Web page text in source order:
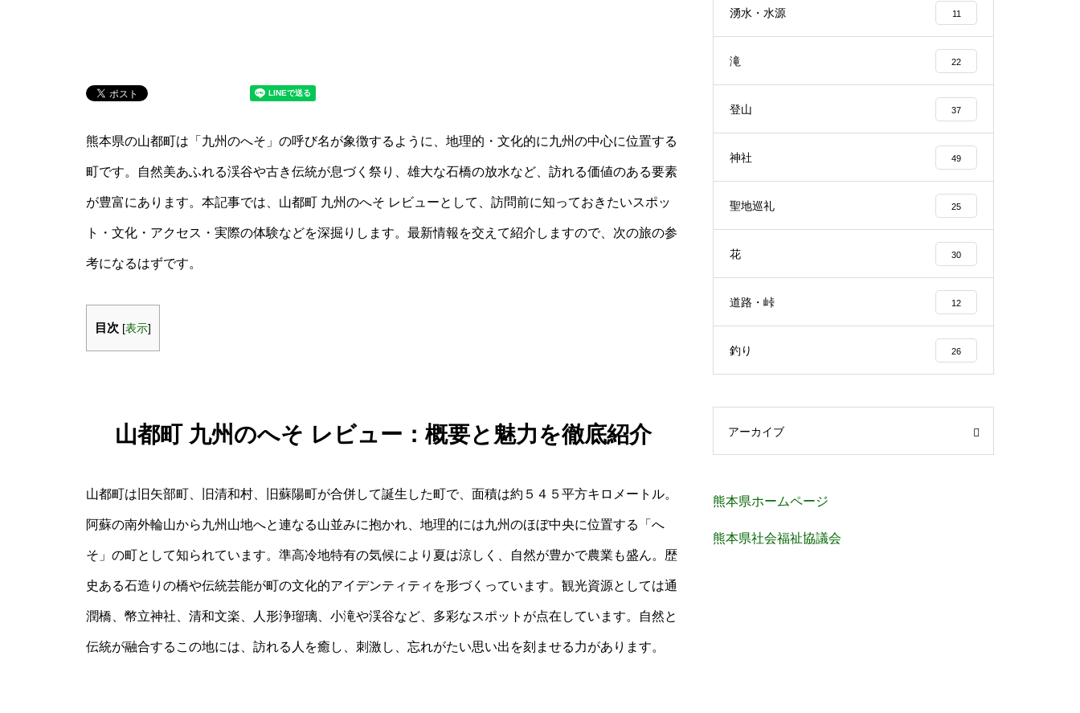
熊本県の山都町は「九州のへそ」の呼び名が象徴するように、地理的・文化的に九州の中心に位置する
町です。自然美あふれる渓谷や古き伝統が息づく祭り、雄大な石橋の放水など、訪れる価値のある要素
が豊富にあります。本記事では、山都町 九州のへそ レビューとして、訪問前に知っておきたいスポッ
ト・文化・アクセス・実際の体験などを深掘りします。最新情報を交えて紹介しますので、次の旅の参
考になるはずです。
目次 [表示]
山都町 九州のへそ レビュー：概要と魅力を徹底紹介
山都町は旧矢部町、旧清和村、旧蘇陽町が合併して誕生した町で、面積は約５４５平方キロメートル。
阿蘇の南外輪山から九州山地へと連なる山並みに抱かれ、地理的には九州のほぼ中央に位置する「へ
そ」の町として知られています。準高冷地特有の気候により夏は涼しく、自然が豊かで農業も盛ん。歴
史ある石造りの橋や伝統芸能が町の文化的アイデンティティを形づくっています。観光資源としては通
潤橋、幣立神社、清和文楽、人形浄瑠璃、小滝や渓谷など、多彩なスポットが点在しています。自然と
伝統が融合するこの地には、訪れる人を癒し、刺激し、忘れがたい思い出を刻ませる力があります。
湧水・水源 11
滝 22
登山 37
神社 49
聖地巡礼 25
花 30
道路・峠 12
釣り 26
アーカイブ
熊本県ホームページ
熊本県社会福祉協議会